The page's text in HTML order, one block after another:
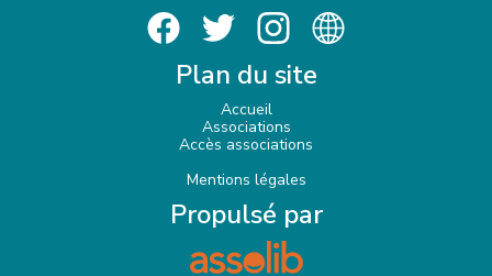
Soutenir la création de structures et services adaptés, •
Contribuer aux projets de recherche sur les maladies
au 01 46 95 40 92 pour un accueil de pair à pair famille,
nous restons à votre écoute.Plan du site
Accueil
Associations
Accès associations
Mentions légales
Propulsé par